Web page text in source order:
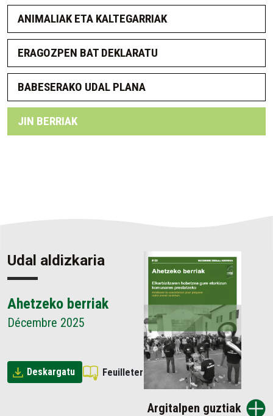
ANIMALIAK ETA KALTEGARRIAK
ERAGOZPEN BAT DEKLARATU
BABESERAKO UDAL PLANA
JIN BERRIAK
Udal aldizkaria
Ahetzeko berriak
Décembre 2025
Deskargatu Feuilleter
Argitalpen guztiak